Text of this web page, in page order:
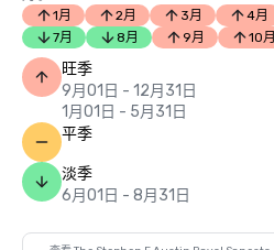
1月 2月 3月 4月
7月
8月 9月 10月
旺季
9月01日 - 12月31日
1月01日 - 5月31日
平季
淡季
6月01日 - 8月31日